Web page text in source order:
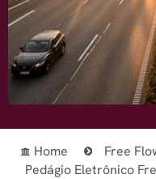
Home
Free
Pedágio Eletrônico